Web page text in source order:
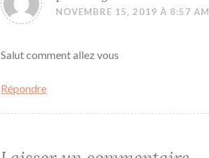
NOVEMBRE 15, 2019 À 8:57 AM
Salut comment allez vous
Répondre